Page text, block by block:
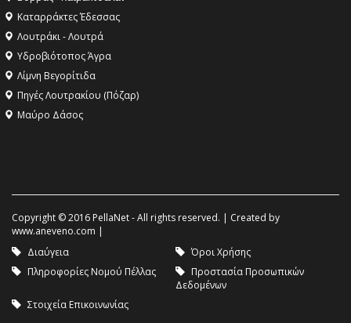
Καταρράκτες Έδεσσας
Λουτράκι - Λουτρά
Υδροβιότοπος Άγρα
Λίμνη Βεγορίτιδα
Πηγές Λουτρακίου (Πόζαρ)
Μαύρο Δάσος
Copyright © 2016 PellaNet - All rights reserved. | Created by
www.aneveno.com |
Διαύγεια
Όροι Χρήσης
Πληροφορίες Νομού Πέλλας
Προστασία Προσωπικών
Δεδομένων
Στοιχεία Επικοινωνίας